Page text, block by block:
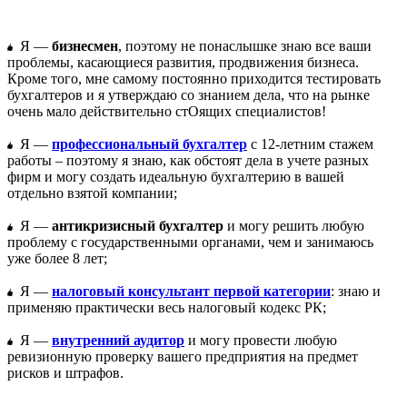
Я —бизнесмен, поэтому не понаслышке знаю все ваши
проблемы, касающиеся развития, продвижения бизнеса.
Кроме того, мне самому постоянно приходится тестировать
бухгалтеров и я утверждаю со знанием дела, что на рынке
очень мало действительно стОящих специалистов!
Я —профессиональный бухгалтер с 12-летним стажем
работы – поэтому я знаю, как обстоят дела в учете разных
фирм и могу создать идеальную бухгалтерию в вашей
отдельно взятой компании;
Я —антикризисный бухгалтер и могу решить любую
проблему с государственными органами, чем и занимаюсь
уже более 8 лет;
Я —налоговый консультант первой категории: знаю и
применяю практически весь налоговый кодекс РК;
Я —внутренний аудитор и могу провести любую
ревизионную проверку вашего предприятия на предмет
рисков и штрафов.